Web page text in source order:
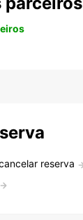
reserva